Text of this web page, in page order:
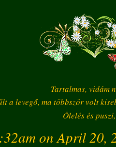
Tartalmas, vidám
a levegő, ma többször volt
Ölelés és
on April 20,